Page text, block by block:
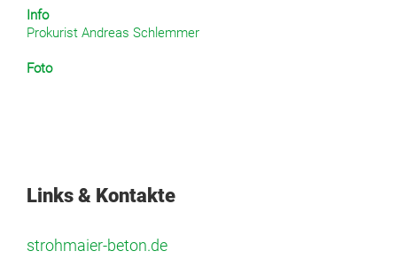
Info
Prokurist Andreas Schlemmer
Foto
Links & Kontakte
strohmaier-beton.de